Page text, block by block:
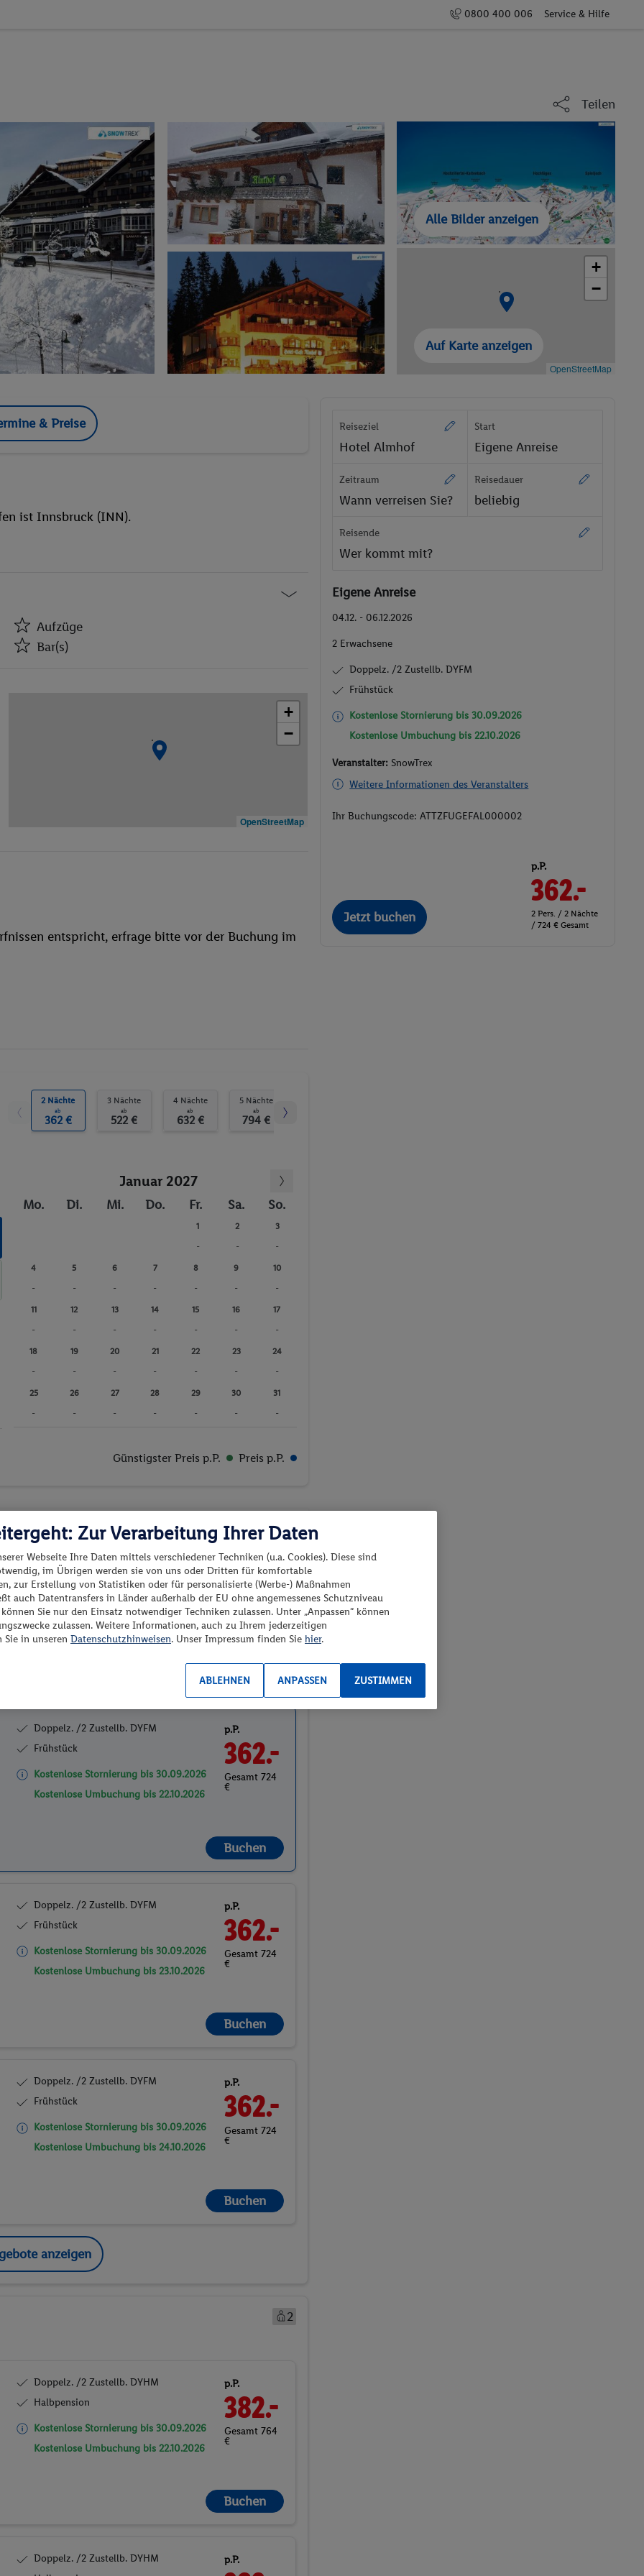
0800 400 006 Service & Hilfe
Teilen
Alle Bilder anzeigen
+
−
OpenStreetMap
Auf Karte anzeigen
& Preise
ist Innsbruck (INN).
Aufzüge
Bar(s)
+
−
OpenStreetMap
entspricht, erfrage bitte vor der Buchung im
2 Nächte
ab
362 €
3 Nächte
ab
522 €
4 Nächte
ab
632 €
5 Nächte
ab
794 €
Januar 2027
Mo. Di. Mi. Do. Fr. Sa. So.
1
-
2
-
3
-
4
-
5
-
6
-
7
-
8
-
9
-
10
-
11
-
12
-
13
-
14
-
15
-
16
-
17
-
18
-
19
-
20
-
21
-
22
-
23
-
24
-
25
-
26
-
27
-
28
-
29
-
30
-
31
-
Günstigster Preis p.P. Preis p.P.
los?
Preis aufsteigend
2
Doppelz. /2 Zustellb. DYFM
Frühstück
Kostenlose Stornierung bis30.09.2026
Kostenlose Umbuchung bis22.10.2026
p.P.
362.-
Gesamt 724
€
Buchen
Doppelz. /2 Zustellb. DYFM
Frühstück
Kostenlose Stornierung bis30.09.2026
Kostenlose Umbuchung bis23.10.2026
p.P.
362.-
Gesamt 724
€
Buchen
Doppelz. /2 Zustellb. DYFM
Frühstück
Kostenlose Stornierung bis30.09.2026
Kostenlose Umbuchung bis24.10.2026
p.P.
362.-
Gesamt 724
€
Buchen
anzeigen
2
Doppelz. /2 Zustellb. DYHM
Halbpension
Kostenlose Stornierung bis30.09.2026
Kostenlose Umbuchung bis22.10.2026
p.P.
382.-
Gesamt 764
€
Buchen
Doppelz. /2 Zustellb. DYHM
p.P.
Reiseziel
Hotel Almhof
Start
Eigene Anreise
Zeitraum
Wann verreisen Sie?
Reisedauer
beliebig
Reisende
Wer kommt mit?
Eigene Anreise
04.12. - 06.12.2026
2 Erwachsene
Doppelz. /2 Zustellb. DYFM
Frühstück
Kostenlose Stornierung bis 30.09.2026
Kostenlose Umbuchung bis 22.10.2026
Veranstalter: SnowTrex
Weitere Informationen des Veranstalters
Ihr Buchungscode:ATTZFUGEFAL000002
Jetzt buchen
p.P.
362.-
2 Pers. / 2 Nächte
/ 724 € Gesamt
Zur Verarbeitung Ihrer Daten
Webseite Ihre Daten mittels verschiedener Techniken (u.a. Cookies). Diese sind
im Übrigen werden sie von uns oder Dritten für komfortable
zur Erstellung von Statistiken oder für personalisierte (Werbe-) Maßnahmen
auch Datentransfers in Länder außerhalb der EU ohne angemessenes Schutzniveau
Sie nur den Einsatz notwendiger Techniken zulassen. Unter „Anpassen“ können
zulassen. Weitere Informationen, auch zu Ihrem jederzeitigen
in unseren Datenschutzhinweisen. Unser Impressum finden Sie hier.
ZUSTIMMEN
ANPASSEN
ABLEHNEN